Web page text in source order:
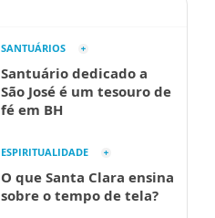
SANTUÁRIOS
Santuário dedicado a
São José é um tesouro de
fé em BH
ESPIRITUALIDADE
O que Santa Clara ensina
sobre o tempo de tela?